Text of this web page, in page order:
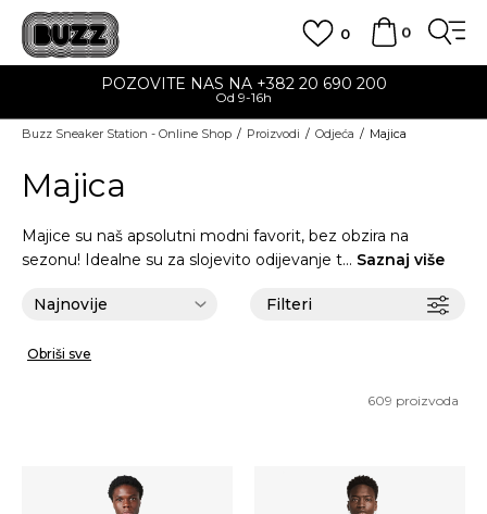
0
0
POZOVITE NAS NA +382 20 690 200
Od 9-16h
Buzz Sneaker Station - Online Shop Proizvodi Odjeća Majica
Majica
Majice su naš apsolutni modni favorit, bez obzira na
sezonu! Idealne su za slojevito odijevanje t... Saznaj više
Filteri
Obriši sve
609 proizvoda